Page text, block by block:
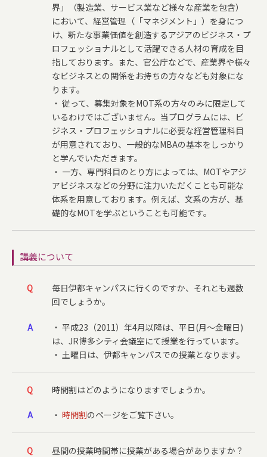
界」（製造業、サービス業など様々な産業を包含）
において、経営管理（「マネジメント」）を身につ
け、新たな事業価値を創造するアジアのビジネス・プ
ロフェッショナルとして活躍できる人材の育成を目
指しております。また、官公庁などで、産業界や様々
なビジネスとの関係をお持ちの方々なども対象にな
ります。
・ 従って、募集対象をMOT系の方々のみに限定して
いるわけではございません。当プログラムには、ビ
ジネス・プロフェッショナルに必要な経営管理科目
が用意されており、一般的なMBAの基本をしっかり
と学んでいただきます。
・ 一方、専門科目のとり方によっては、MOTやアジ
アビジネスなどの分野に注力いただくことも可能な
体系を用意しております。例えば、文系の方が、基
礎的なMOTを学ぶということも可能です。
講義について
Q
毎日伊都キャンパスに行くのですか、それとも週数
回でしょうか。
A
・ 平成23（2011）年4月以降は、平日(月～金曜日)
は、JR博多シティ会議室にて授業を行っています。
・ 土曜日は、伊都キャンパスでの授業となります。
Q 時間割はどのようになりますでしょうか。
A ・ 時間割のページをご覧下さい。
Q 昼間の授業時間帯に授業がある場合がありますか？